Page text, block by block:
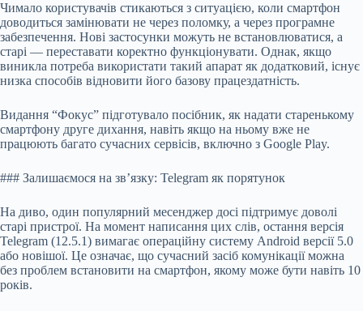
Чимало користувачів стикаються з ситуацією, коли смартфон
доводиться замінювати не через поломку, а через програмне
забезпечення. Нові застосунки можуть не встановлюватися, а
старі — переставати коректно функціонувати. Однак, якщо
виникла потреба використати такий апарат як додатковий, існує
низка способів відновити його базову працездатність.
Видання “Фокус” підготувало посібник, як надати старенькому
смартфону друге дихання, навіть якщо на ньому вже не
працюють багато сучасних сервісів, включно з Google Play.
### Залишаємося на зв’язку: Telegram як порятунок
На диво, один популярний месенджер досі підтримує доволі
старі пристрої. На момент написання цих слів, остання версія
Telegram (12.5.1) вимагає операційну систему Android версії 5.0
або новішої. Це означає, що сучасний засіб комунікації можна
без проблем встановити на смартфон, якому може бути навіть 10
років.